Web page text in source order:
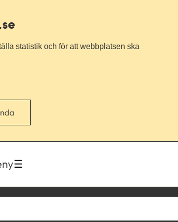
statistik och för att webbplatsen ska